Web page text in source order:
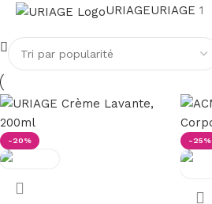
URIAGEURIAGE 1
-20% -25%